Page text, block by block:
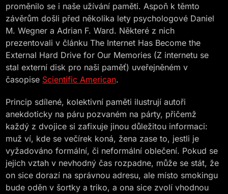
proměnilo se i naše užívání paměti. Aspoň k těmto
závěrům došli před několika lety psychologové Daniel
M. Wegner a Adrian F. Ward. Některé z nich
prezentovali v článku The Internet Has Become the
External Hard Drive for Our Memories (Z internetu se
stal externí disk pro naši paměť) uveřejněném v
časopise Scientific American.
Princip sdílené, kolektivní paměti ilustrují autoři
anekdoticky na páru pozvaném na párty, přičemž
každý z dvojice si zafixuje jinou důležitou informaci:
muž ví, kde se večírek koná, žena zase to, jestli je
vyžadováno formální, či neformální oblečení. Pokud se
jejich vztah v nevhodný čas rozpadne, může se stát, že
on sice dorazí na správnou adresu, ale místo smokingu
bude oděn v šortky a triko, a ona sice zvolí vhodnou